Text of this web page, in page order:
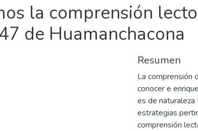
la comprensión
de Huamanchacona
Resumen
La comprensión
conocer e
es de
estrategias
comprensión